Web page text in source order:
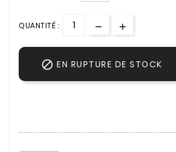
QUANTITÉ :
 EN RUPTURE DE STOCK